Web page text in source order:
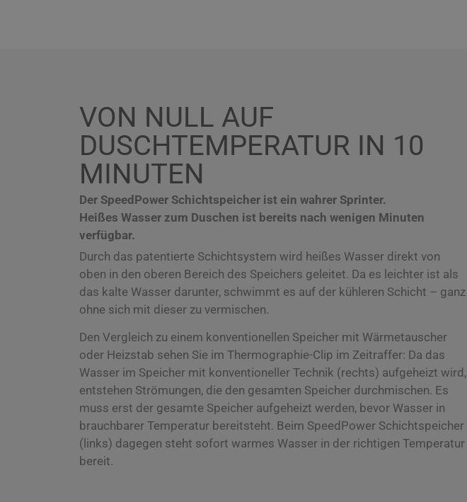
VON NULL AUF
DUSCHTEMPERATUR IN 10
MINUTEN
Der SpeedPower Schichtspeicher ist ein wahrer Sprinter.
Heißes Wasser zum Duschen ist bereits nach wenigen Minuten
verfügbar.
Durch das patentierte Schichtsystem wird heißes Wasser direkt von
oben in den oberen Bereich des Speichers geleitet. Da es leichter ist als
das kalte Wasser darunter, schwimmt es auf der kühleren Schicht – ganz
ohne sich mit dieser zu vermischen.
Den Vergleich zu einem konventionellen Speicher mit Wärmetauscher
oder Heizstab sehen Sie im Thermographie-Clip im Zeitraffer: Da das
Wasser im Speicher mit konventioneller Technik (rechts) aufgeheizt wird,
entstehen Strömungen, die den gesamten Speicher durchmischen. Es
muss erst der gesamte Speicher aufgeheizt werden, bevor Wasser in
brauchbarer Temperatur bereitsteht. Beim SpeedPower Schichtspeicher
(links) dagegen steht sofort warmes Wasser in der richtigen Temperatur
bereit.